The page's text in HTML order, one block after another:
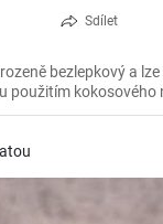
Sdílet
bezlepkový a
použitím kokosového
nebo máty pro
dezert, který stojí za